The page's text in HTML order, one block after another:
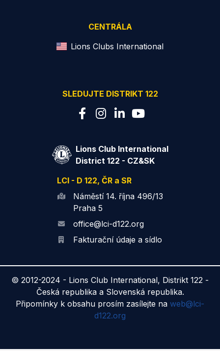
CENTRÁLA
Lions Clubs International
SLEDUJTE DISTRIKT 122
Lions Club International
District 122 - CZ&SK
LCI - D 122, ČR a SR
Náměstí 14. října 496/13
Praha 5
office@lci-d122.org
Fakturační údaje a sídlo
© 2012-2024 - Lions Club International, Distrikt 122 -
Česká republika a Slovenská republika.
Připomínky k obsahu prosím zasílejte na web@lci-
d122.org